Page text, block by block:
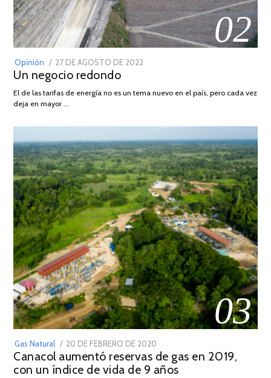
02
Opinión
POSTED
ON
27 DE AGOSTO DE 2022
DE
Un negocio redondo
El de las tarifas de energía no es un tema nuevo en el país, pero cada vez
deja en mayor …
03
Gas Natural
POSTED
ON
20 DE FEBRERO DE 2020
DE
JULIO
Canacol aumentó reservas de gas en 2019,
con un índice de vida de 9 años